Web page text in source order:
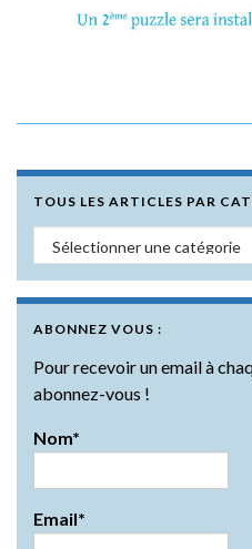
TOUS LES ARTICLES PAR
Tous les articles par
ABONNEZ VOUS :
Pour recevoir un email à
abonnez-vous !
Nom*
Email*